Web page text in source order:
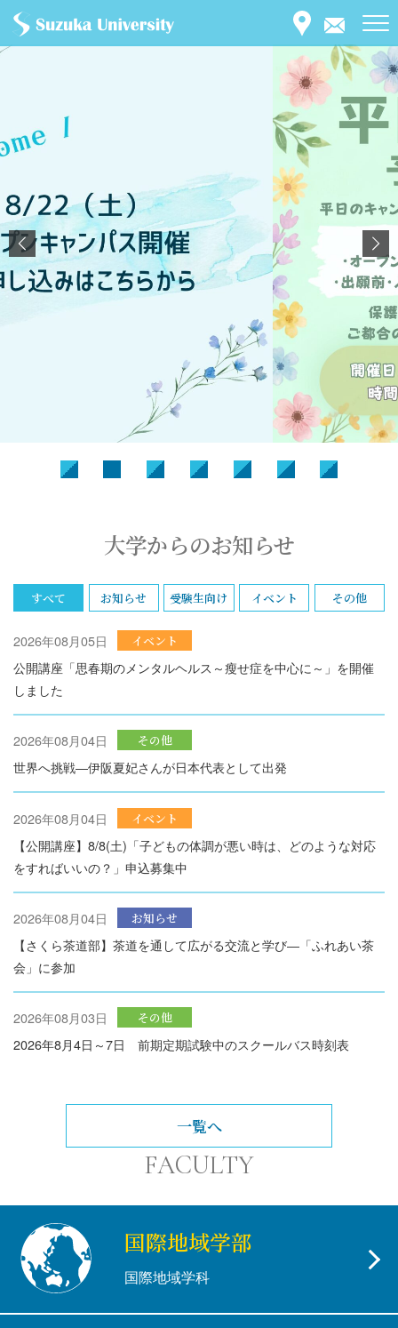
大学からのお知らせ
すべて お知らせ 受験生向け イベント その他
2026年08月05日 イベント
公開講座「思春期のメンタルヘルス～瘦せ症を中心に～」を開催
しました
2026年08月04日 その他
世界へ挑戦―伊阪夏妃さんが日本代表として出発
2026年08月04日 イベント
【公開講座】8/8(土)「子どもの体調が悪い時は、どのような対応
をすればいいの？」申込募集中
2026年08月04日 お知らせ
【さくら茶道部】茶道を通して広がる交流と学び―「ふれあい茶
会」に参加
2026年08月03日 その他
2026年8月4日～7日 前期定期試験中のスクールバス時刻表
一覧へ
FACULTY
国際地域学部
国際地域学科